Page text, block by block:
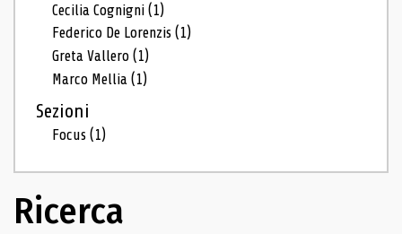
Cecilia Cognigni(1)
Federico De Lorenzis(1)
Greta Vallero(1)
Marco Mellia(1)
Sezioni
Focus(1)
Ricerca